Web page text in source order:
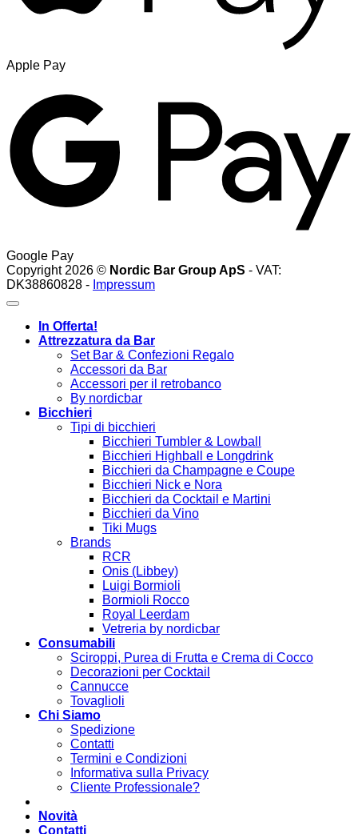
Apple Pay
Google Pay
Copyright 2026 © Nordic Bar Group ApS - VAT:
DK38860828 - Impressum
In Offerta!
Attrezzatura da Bar
Set Bar & Confezioni Regalo
Accessori da Bar
Accessori per il retrobanco
By nordicbar
Bicchieri
Tipi di bicchieri
Bicchieri Tumbler & Lowball
Bicchieri Highball e Longdrink
Bicchieri da Champagne e Coupe
Bicchieri Nick e Nora
Bicchieri da Cocktail e Martini
Bicchieri da Vino
Tiki Mugs
Brands
RCR
Onis (Libbey)
Luigi Bormioli
Bormioli Rocco
Royal Leerdam
Vetreria by nordicbar
Consumabili
Sciroppi, Purea di Frutta e Crema di Cocco
Decorazioni per Cocktail
Cannucce
Tovaglioli
Chi Siamo
Spedizione
Contatti
Termini e Condizioni
Informativa sulla Privacy
Cliente Professionale?
Novità
Contatti